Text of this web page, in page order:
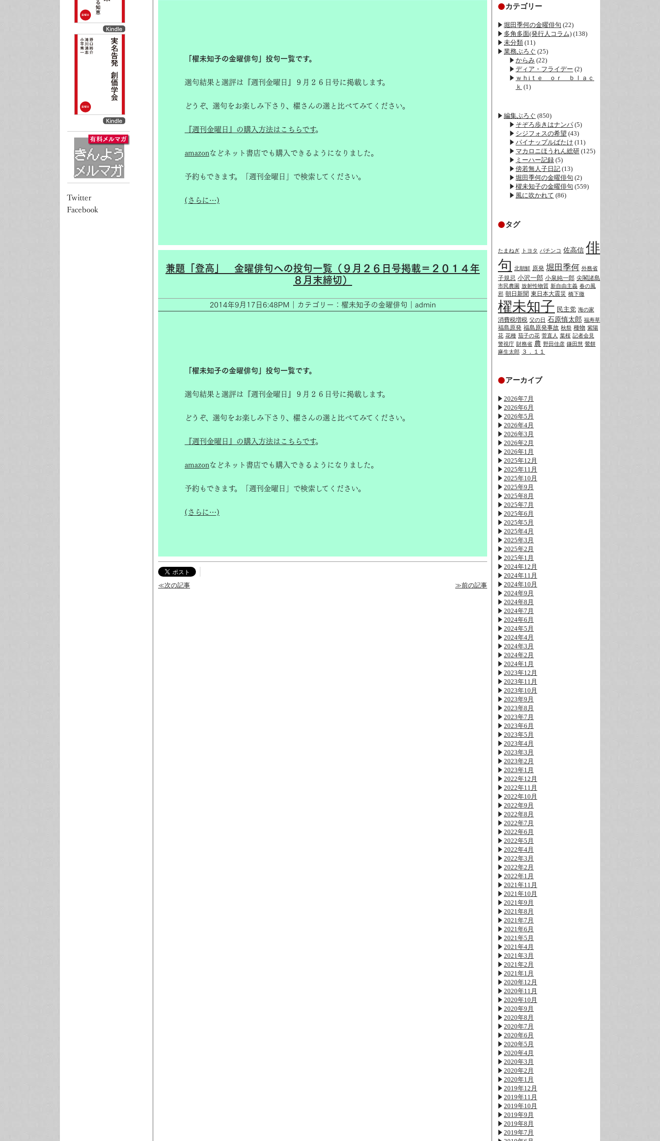
「櫂未知子の金曜俳句」投句一覧です。
選句結果と選評は『週刊金曜日』９月２６日号に掲載します。
どうぞ、選句をお楽しみ下さり、櫂さんの選と比べてみてください。
『週刊金曜日』の購入方法はこちらです。
amazonなどネット書店でも購入できるようになりました。
予約もできます。「週刊金曜日」で検索してください。
(さらに…)
兼題「登高」__金曜俳句への投句一覧（９月２６日号掲載＝２０１４年
８月末締切）
2014年9月17日6:48PM｜カテゴリー：櫂未知子の金曜俳句｜admin
「櫂未知子の金曜俳句」投句一覧です。
選句結果と選評は『週刊金曜日』９月２６日号に掲載します。
どうぞ、選句をお楽しみ下さり、櫂さんの選と比べてみてください。
『週刊金曜日』の購入方法はこちらです。
amazonなどネット書店でも購入できるようになりました。
予約もできます。「週刊金曜日」で検索してください。
(さらに…)
≪次の記事 ≫前の記事
カテゴリー
堀田季何の金曜俳句 (22)
多角多面(発行人コラム) (138)
未分類 (11)
業務ぶろぐ (25)
からみ (22)
ディア・フライデー (2)
ｗｈiｔｅ ｏｒ ｂｌａｃ
ｋ (1)
編集ぶろぐ (850)
そぞろ歩きはナンパ (5)
シジフォスの希望 (43)
パイナップルばたけ (11)
マカロニほうれん総研 (125)
ミーハー記録 (5)
傍若無人子日記 (13)
堀田季何の金曜俳句 (2)
櫂未知子の金曜俳句 (559)
風に吹かれて (86)
タグ
たまねぎ トヨタ パチンコ 佐高信 俳
句 北朝鮮 原発 堀田季何 外務省
子規忌 小沢一郎 小泉純一郎 尖閣諸島
市民農園 放射性物質 新自由主義 春の風
邪 朝日新聞 東日本大震災 橋下徹
櫂未知子 民主党 海の家
消費税増税 父の日 石原慎太郎 福寿草
福島原発 福島原発事故 秋祭 種物 紫陽
花 花種 茄子の花 菅直人 葉桜 記者会見
警視庁 財務省 農 野田佳彦 鎌田慧 鶯餅
麻生太郎 ３．１１
アーカイブ
2026年7月
2026年6月
2026年5月
2026年4月
2026年3月
2026年2月
2026年1月
2025年12月
2025年11月
2025年10月
2025年9月
2025年8月
2025年7月
2025年6月
2025年5月
2025年4月
2025年3月
2025年2月
2025年1月
2024年12月
2024年11月
2024年10月
2024年9月
2024年8月
2024年7月
2024年6月
2024年5月
2024年4月
2024年3月
2024年2月
2024年1月
2023年12月
2023年11月
2023年10月
2023年9月
2023年8月
2023年7月
2023年6月
2023年5月
2023年4月
2023年3月
2023年2月
2023年1月
2022年12月
2022年11月
2022年10月
2022年9月
2022年8月
2022年7月
2022年6月
2022年5月
2022年4月
2022年3月
2022年2月
2022年1月
2021年11月
2021年10月
2021年9月
2021年8月
2021年7月
2021年6月
2021年5月
2021年4月
2021年3月
2021年2月
2021年1月
2020年12月
2020年11月
2020年10月
2020年9月
2020年8月
2020年7月
2020年6月
2020年5月
2020年4月
2020年3月
2020年2月
2020年1月
2019年12月
2019年11月
2019年10月
2019年9月
2019年8月
2019年7月